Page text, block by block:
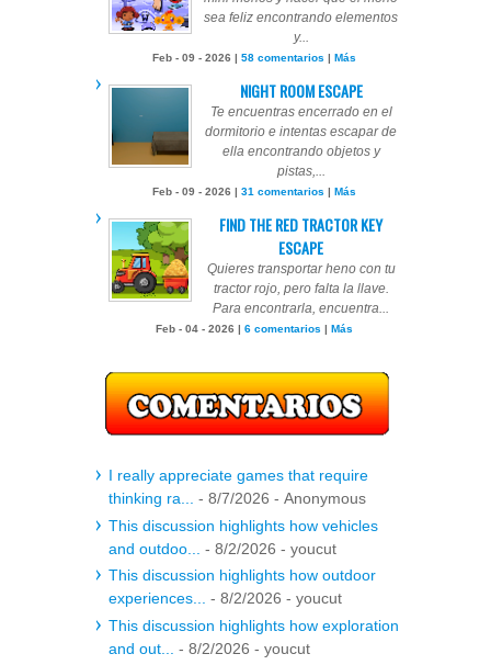
sea feliz encontrando elementos
y...
Feb - 09 - 2026 | 58 comentarios | Más
NIGHT ROOM ESCAPE
Te encuentras encerrado en el
dormitorio e intentas escapar de
ella encontrando objetos y
pistas,...
Feb - 09 - 2026 | 31 comentarios | Más
FIND THE RED TRACTOR KEY
ESCAPE
Quieres transportar heno con tu
tractor rojo, pero falta la llave.
Para encontrarla, encuentra...
Feb - 04 - 2026 | 6 comentarios | Más
I really appreciate games that require
thinking ra...
- 8/7/2026 - Anonymous
This discussion highlights how vehicles
and outdoo...
- 8/2/2026 - youcut
This discussion highlights how outdoor
experiences...
- 8/2/2026 - youcut
This discussion highlights how exploration
and out...
- 8/2/2026 - youcut